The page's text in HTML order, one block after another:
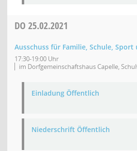
DO 25.02.2021
Ausschuss für Familie, Schule,
17:30-19:00 Uhr
im Dorfgemeinschaftshaus Capelle,
Einladung Öffentlich
Niederschrift Öffentlich